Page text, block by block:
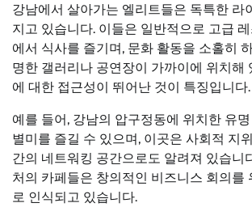
강남에서 살아가는 엘리트들은 독특한 라
지고 있습니다. 이들은 일반적으로 고급
에서 식사를 즐기며, 문화 활동을 소홀히
명한 갤러리나 공연장이 가까이에 위치해
에 대한 접근성이 뛰어난 것이 특징입니다.
예를 들어, 강남의 압구정동에 위치한 유
별미를 즐길 수 있으며, 이곳은 사회적 지
간의 네트워킹 공간으로도 알려져 있습니
처의 카페들은 창의적인 비즈니스 회의를
로 인식되고 있습니다.